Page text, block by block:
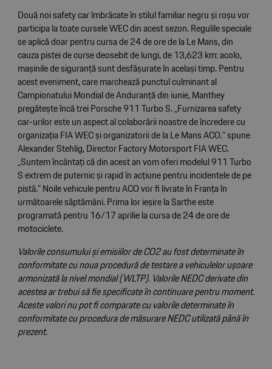
Două noi safety car îmbrăcate în stilul familiar negru și roșu vor
participa la toate cursele WEC din acest sezon. Regulile speciale
se aplică doar pentru cursa de 24 de ore de la Le Mans, din
cauza pistei de curse deosebit de lungi, de 13,623 km: acolo,
mașinile de siguranță sunt desfășurate în același timp. Pentru
acest eveniment, care marchează punctul culminant al
Campionatului Mondial de Anduranță din iunie, Manthey
pregătește încă trei Porsche 911 Turbo S. „Furnizarea safety
car-urilor este un aspect al colaborării noastre de încredere cu
organizația FIA WEC și organizatorii de la Le Mans ACO.” spune
Alexander Stehlig, Director Factory Motorsport FIA WEC.
„Suntem încântați că din acest an vom oferi modelul 911 Turbo
S extrem de puternic și rapid în acțiune pentru incidentele de pe
pistă.” Noile vehicule pentru ACO vor fi livrate în Franța în
următoarele săptămâni. Prima lor ieșire la Sarthe este
programată pentru 16/17 aprilie la cursa de 24 de ore de
motociclete.
Valorile consumului și emisiilor de CO2 au fost determinate în
conformitate cu noua procedură de testare a vehiculelor ușoare
armonizată la nivel mondial (WLTP). Valorile NEDC derivate din
acestea ar trebui să fie specificate în continuare pentru moment.
Aceste valori nu pot fi comparate cu valorile determinate în
conformitate cu procedura de măsurare NEDC utilizată până în
prezent.